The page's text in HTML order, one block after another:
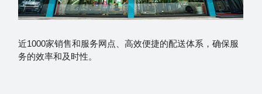
近1000家销售和服务网点、高效便捷的配送体系，确保服
务的效率和及时性。